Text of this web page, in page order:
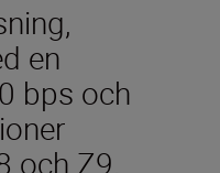
en
bps och
och Z9.